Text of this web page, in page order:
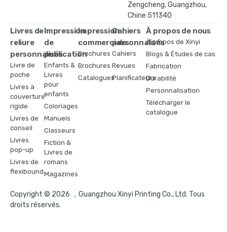
Zengcheng, Guangzhou,
Chine 511340
Livres de
reliure
personnalisés
Livre de
poche
Livres à
couverture
rigide
Livres de
conseil
Livres
pop-up
Livres de
flexibound
Impression
de
publication
Enfants &
Livres
pour
enfants
Coloriages
Manuels
Classeurs
Fiction &
Livres de
romans
Magazines
Impression
commerciale
Brochures
Brochures
Catalogues
Cahiers
personnalisés
Cahiers
Revues
Planificateurs
À propos de nous
À propos de Xinyi
Blogs & Études de cas
Fabrication
Durabilité
Personnalisation
Télécharger le
catalogue
Copyright © 2026 ，Guangzhou Xinyi Printing Co., Ltd. Tous
droits réservés.